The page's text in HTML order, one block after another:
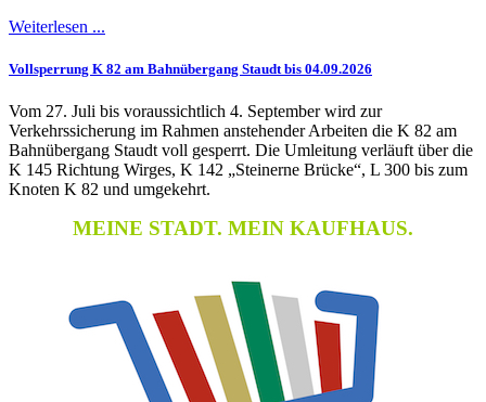
Weiterlesen ...
Vollsperrung K 82 am Bahnübergang Staudt bis 04.09.2026
Vom 27. Juli bis voraussichtlich 4. September wird zur
Verkehrssicherung im Rahmen anstehender Arbeiten die K 82 am
Bahnübergang Staudt voll gesperrt. Die Umleitung verläuft über die
K 145 Richtung Wirges, K 142 „Steinerne Brücke“, L 300 bis zum
Knoten K 82 und umgekehrt.
MEINE STADT. MEIN KAUFHAUS.